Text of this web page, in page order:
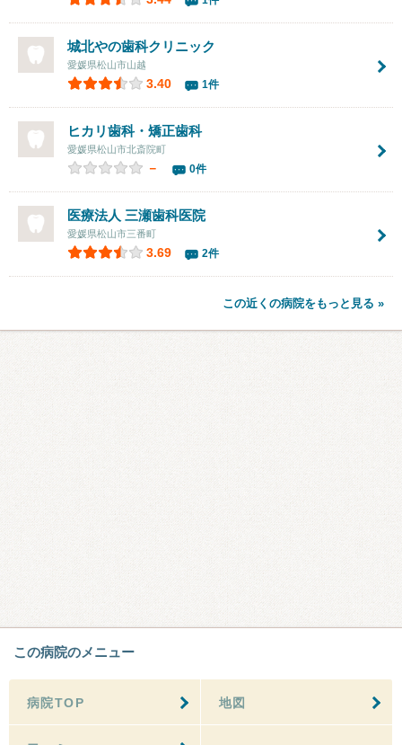
城北やの歯科クリニック
愛媛県松山市山越
3.40 1件
ヒカリ歯科・矯正歯科
愛媛県松山市北斎院町
－ 0件
医療法人 三瀬歯科医院
愛媛県松山市三番町
3.69 2件
この近くの病院をもっと見る »
この病院のメニュー
病院TOP 地図